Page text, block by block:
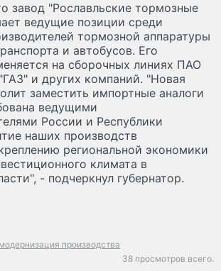
завод "Рославльские тормозные
ведущие позиции среди
тормозной аппаратуры
и автобусов. Его
на сборочных линиях ПАО
и других компаний. "Новая
заместить импортные аналоги
ведущими
России и Республики
наших производств
региональной экономики
климата в
- подчеркнул губернатор.
модернизация производства
38 просмотров всего.